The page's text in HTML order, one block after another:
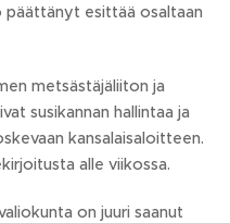
päättänyt esittää osaltaan
metsästäjäliiton ja
susikannan hallintaa ja
kansalaisaloitteen.
alle viikossa.
on juuri saanut